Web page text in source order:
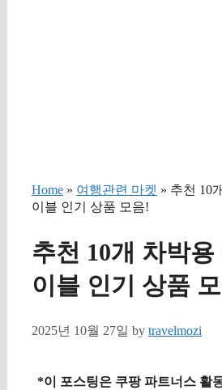
Home » 여행관련 마켓 » 추천 10
이블 인기 상품 모음!
추천 10개 차박용
이블 인기 상품
2025년 10월 27일 by travelmozi
*이 포스팅은 쿠팡 파트너스 활